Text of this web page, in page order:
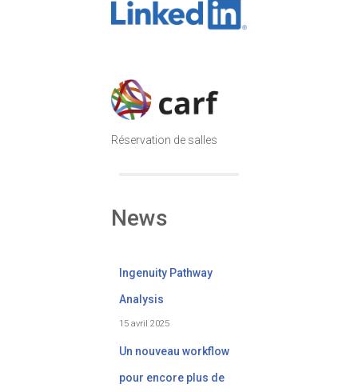
Réservation de salles
News
Ingenuity Pathway
Analysis
15 avril 2025
Un nouveau workflow
pour encore plus de